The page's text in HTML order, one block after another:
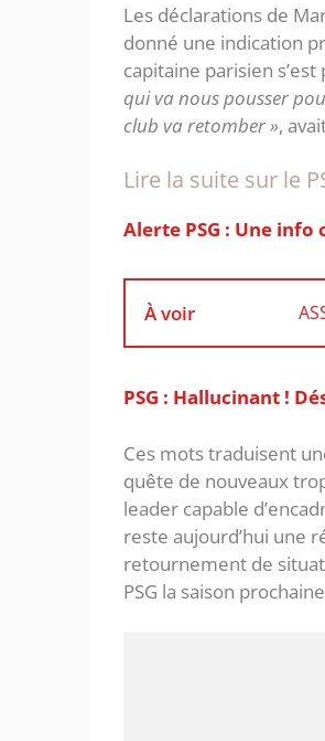
‎Les déclarations de
donné une indication
capitaine parisien
qui va nous pousser
club va retomber »,
Lire la suite sur le
Alerte PSG : Une info
À voir
PSG : Hallucinant !
Ces mots traduisent
quête de nouveaux
leader capable
reste aujourd’hui une
retournement de
PSG la saison